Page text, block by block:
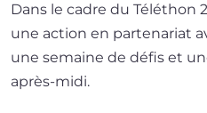
Dans le cadre du Téléthon
une action en par­te­na­riat
une semaine de défis et
après-midi.